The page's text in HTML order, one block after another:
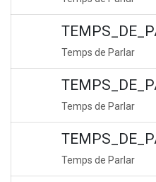
Temps de Parlar
Temps de Parlar
Temps de Parlar